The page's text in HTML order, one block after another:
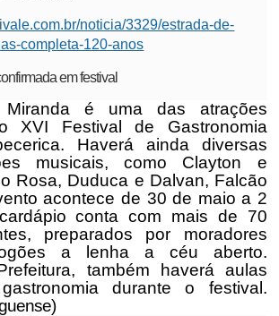
noticia/3329/estrada-de-
completa-120-anos
em festival
Miranda é uma das atrações
XVI Festival de Gastronomia
Haverá ainda diversas
musicais, como Clayton e
Rosa, Duduca e Dalvan, Falcão
acontece de 30 de maio a 2
conta com mais de 70
preparados por moradores
a lenha a céu aberto.
também haverá aulas
durante o festival.